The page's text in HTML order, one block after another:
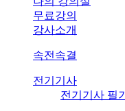
무료강의
강사소개
속전속결
전기기사
전기기사 필기